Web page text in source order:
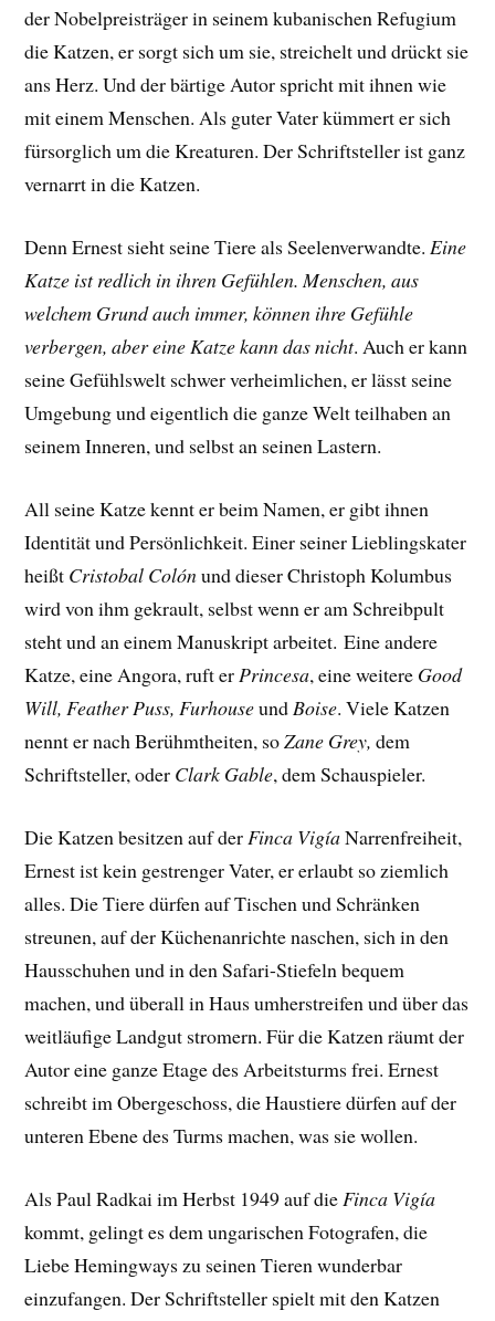
der Nobelpreisträger in seinem kubanischen Refugium
die Katzen, er sorgt sich um sie, streichelt und drückt sie
ans Herz. Und der bärtige Autor spricht mit ihnen wie
mit einem Menschen. Als guter Vater kümmert er sich
fürsorglich um die Kreaturen. Der Schriftsteller ist ganz
vernarrt in die Katzen.
Denn Ernest sieht seine Tiere als Seelenverwandte.Eine
Katze ist redlich in ihren Gefühlen. Menschen, aus
welchem Grund auch immer, können ihre Gefühle
verbergen, aber eine Katze kann das nicht. Auch er kann
seine Gefühlswelt schwer verheimlichen, er lässt seine
Umgebung und eigentlich die ganze Welt teilhaben an
seinem Inneren, und selbst an seinen Lastern.
All seine Katze kennt er beim Namen, er gibt ihnen
Identität und Persönlichkeit. Einer seiner Lieblingskater
heißt Cristobal Colónund dieser Christoph Kolumbus
wird von ihm gekrault, selbst wenn er am Schreibpult
steht und an einem Manuskript arbeitet. Eine andere
Katze, eine Angora, ruft erPrincesa, eine weitere Good
Will, Feather Puss, FurhouseundBoise. Viele Katzen
nennt er nach Berühmtheiten, soZane Grey,dem
Schriftsteller, oder Clark Gable, dem Schauspieler.
Die Katzen besitzen auf der Finca VigíaNarrenfreiheit,
Ernest ist kein gestrenger Vater, er erlaubt so ziemlich
alles. Die Tiere dürfen auf Tischen und Schränken
streunen, auf der Küchenanrichte naschen, sich in den
Hausschuhen und in den Safari-Stiefeln bequem
machen, und überall in Haus umherstreifen und über das
weitläufige Landgut stromern. Für die Katzen räumt der
Autor eine ganze Etage des Arbeitsturms frei. Ernest
schreibt im Obergeschoss, die Haustiere dürfen auf der
unteren Ebene des Turms machen, was sie wollen.
Als Paul Radkai im Herbst 1949 auf die Finca Vigía
kommt, gelingt es dem ungarischen Fotografen, die
Liebe Hemingways zu seinen Tieren wunderbar
einzufangen. DerSchriftsteller spielt mit den Katzen